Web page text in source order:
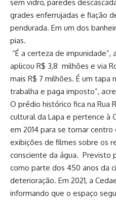
sem vidro, paredes
grades enferrujadas e fiação
pendurada. Em um dos
pias.
“É a certeza de
aplicou R$ 3,8 milhões e via
mais R$ 7 milhões. É um tapa
trabalha e paga imposto”,
O prédio histórico fica na Rua
cultural da Lapa e pertence à
em 2014 para se tornar
exibições de filmes sobre os
consciente da água. Previsto
como parte dos 450 anos da
deterioração. Em 2021, a
informando que o espaço